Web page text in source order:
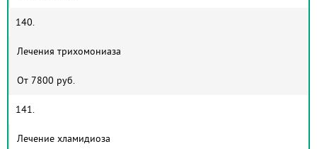
140.
Лечения трихомониаза
От 7800 руб.
141.
Лечение хламидиоза